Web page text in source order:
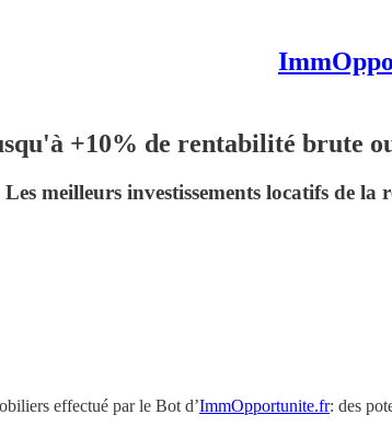
+10% de rentabilité brute
meilleurs investissements locatifs de
effectué par le Bot d’ImmOpportunite.fr: des